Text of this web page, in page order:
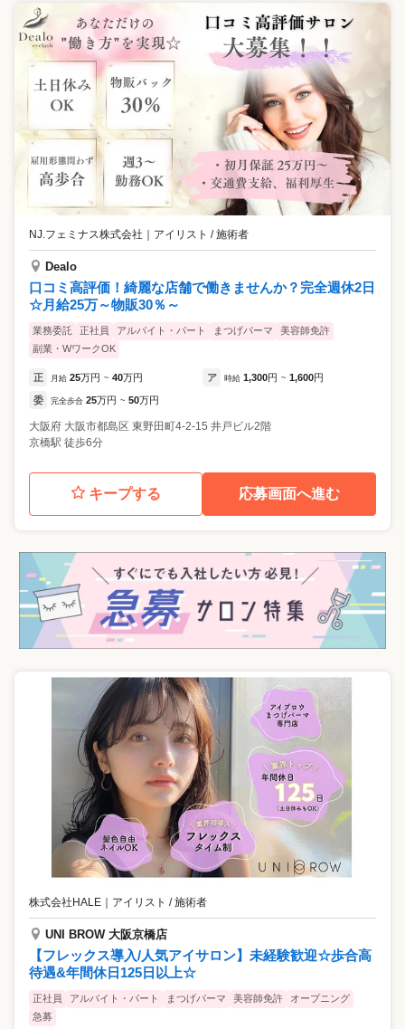
NJ.フェミナス株式会社 ｜ アイリスト / 施術者
Dealo
口コミ高評価！綺麗な店舗で働きませんか？完全週休2日
☆月給25万～物販30％～
業務委託 正社員 アルバイト・パート まつげパーマ
美容師免許
副業・WワークOK
正 月給 25万円 ~ 40万円 ア 時給 1,300円 ~ 1,600円
委 完全歩合 25万円 ~ 50万円
大阪府 大阪市都島区 東野田町4-2-15 井戸ビル2階
京橋駅 徒歩6分
キープする 応募画面へ進む
株式会社HALE ｜ アイリスト / 施術者
UNI BROW 大阪京橋店
【フレックス導入/人気アイサロン】未経験歓迎☆歩合高
待遇&年間休日125日以上☆
正社員 アルバイト・パート まつげパーマ 美容師免許
オープニング
急募